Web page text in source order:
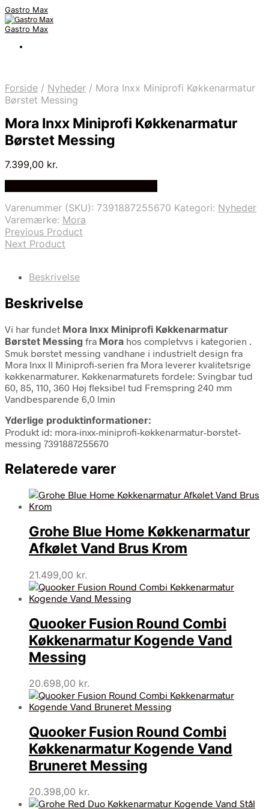
Gastro Max
Gastro Max
Forside / Nyheder / Mora Inxx Miniprofi Køkkenarmatur
Børstet Messing
Mora Inxx Miniprofi Køkkenarmatur
Børstet Messing
7.399,00 kr.
Varenummer (SKU): 7391887255670 Kategori: Nyheder
Varemærke: Mora
Previous Product
Next Product
Beskrivelse
Beskrivelse
Vi har fundet Mora Inxx Miniprofi Køkkenarmatur
Børstet Messing fra Mora hos completvvs i kategorien .
Smuk børstet messing vandhane i industrielt design fra
Mora Inxx II Miniprofi-serien fra Mora leverer kvalitetsrige
køkkenarmaturer. Køkkenarmaturets fordele: Svingbar tud
60, 85, 110, 360 Høj fleksibel tud Fremspring 240 mm
Vandbesparende 6,0 lmin
Yderlige produktinformationer:
Produkt id: mora-inxx-miniprofi-køkkenarmatur-børstet-
messing 7391887255670
Relaterede varer
Grohe Blue Home Køkkenarmatur
Afkølet Vand Brus Krom
21.499,00 kr.
Quooker Fusion Round Combi
Køkkenarmatur Kogende Vand
Messing
20.698,00 kr.
Quooker Fusion Round Combi
Køkkenarmatur Kogende Vand
Bruneret Messing
20.398,00 kr.